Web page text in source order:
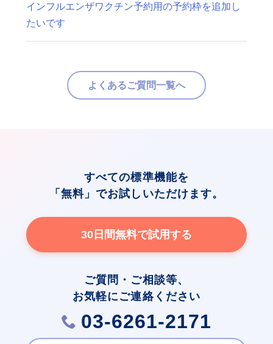
インフルエンザワクチン予約用の予約枠を追加し
たいです
よくあるご質問一覧へ
すべての標準機能を
「無料」でお試しいただけます。
30日間無料で試用する
ご質問・ご相談等、
お気軽にご連絡ください
03-6261-2171